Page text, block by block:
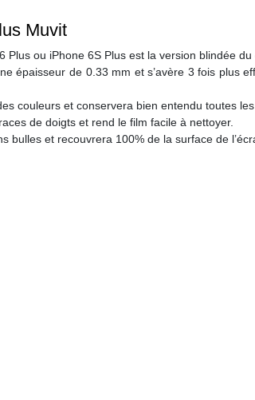
Muvit
ou iPhone 6S Plus est la version blindée du
épaisseur de 0.33 mm et s’avère 3 fois plus
couleurs et conservera bien entendu toutes
de doigts et rend le film facile à nettoyer.
bulles et recouvrera 100% de la surface de